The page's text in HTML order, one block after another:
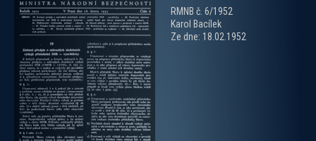
RMNB č. 6/1952
Karol Bacílek
Ze dne: 18.02.1952
zobrazit PDF dokument